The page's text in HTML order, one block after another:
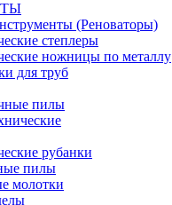
(Реноваторы)
степлеры
ножницы по металлу
для труб
пилы
рубанки
пилы
молотки